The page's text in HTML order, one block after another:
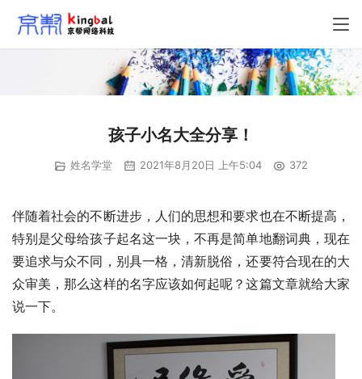
孩子小名大全分享！
姓名学堂 2021年8月20日 上午5:04 372
伴随着社会的不断进步，人们的思想和要求也在不断提高，
特别是父母给孩子起名这一块，不再是简单地翻词典，现在
要追求与众不同，别具一格，清新脱俗，还要符合现在的大
众审美，那么这样的名字应该如何起呢？这篇文章就给大家
说一下。